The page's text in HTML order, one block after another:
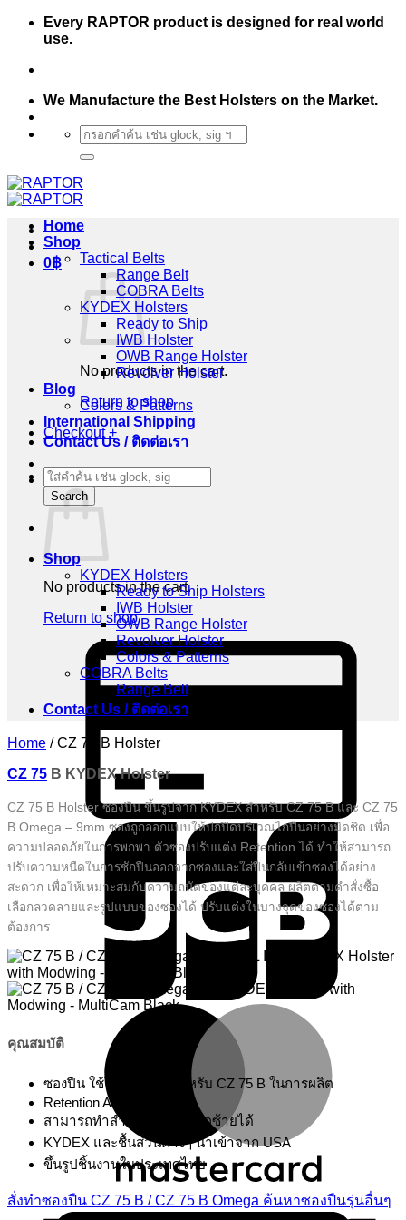
Skip
Every RAPTOR product is designed for real world
use.
We Manufacture the Best Holsters on the Market.
Search
for:
0฿
No products in the cart.
Return to shop
Checkout +
Cart
No products in the cart.
Return to shop
Home
Shop
Tactical Belts
Range Belt
COBRA Belts
KYDEX Holsters
Ready to Ship
IWB Holster
OWB Range Holster
Revolver Holster
Blog
Colors & Patterns
International Shipping
Contact Us / ติดต่อเรา
Products
search
Search
Shop
KYDEX Holsters
Ready to Ship Holsters
IWB Holster
OWB Range Holster
Revolver Holster
Colors & Patterns
COBRA Belts
Range Belt
Contact Us / ติดต่อเรา
Home /CZ 75 B Holster
CZ 75 B KYDEX Holster
CZ 75 B Holster ซองปืน ขึ้นรูปจาก KYDEX สำหรับ CZ 75 B และ CZ 75
B Omega – 9mm ซองถูกออกแบบให้ปกปิดบริเวณไกปืนอย่างมิดชิด เพื่อ
ความปลอดภัยในการพกพา ตัวซองปรับแต่ง Retention ได้ ทำให้สามารถ
ปรับความหนืดในการชักปืนออกจากซองและใส่ปืนกลับเข้าซองได้อย่าง
สะดวก เพื่อให้เหมาะสมกับความถนัดของแต่ละบุคคล ผลิตตามคำสั่งซื้อ
เลือกลวดลายและรูปแบบของซองได้ ปรับแต่งในบางจุดของซองได้ตาม
ต้องการ
คุณสมบัติ
ซองปืน ใช้โมลตรงรุ่น สำหรับ CZ 75 B ในการผลิต
Retention Adjustable
สามารถทำสำหรับผู้ที่ถนัดมือซ้ายได้
KYDEX และชื้นส่วนต่างๆ นำเข้าจาก USA
ขึ้นรูปชิ้นงานในประเทศไทย
สั่งทำซองปืน CZ 75 B / CZ 75 B Omega ค้นหาซองปืนรุ่นอื่นๆ